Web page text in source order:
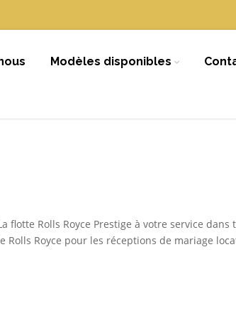
Modèles disponibles
flotte Rolls Royce Prestige à votre service dans
Royce pour les réceptions de mariage